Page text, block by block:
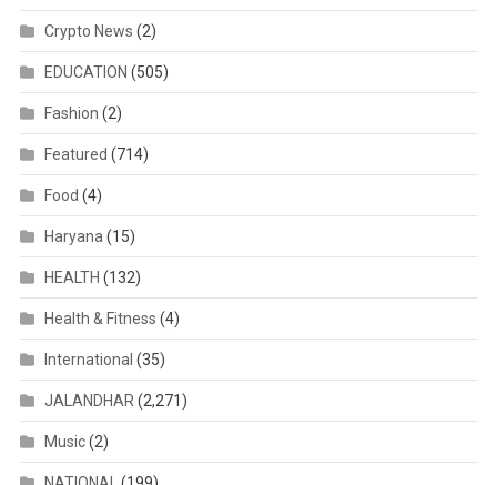
Crypto News (2)
EDUCATION (505)
Fashion (2)
Featured (714)
Food (4)
Haryana (15)
HEALTH (132)
Health & Fitness (4)
International (35)
JALANDHAR (2,271)
Music(2)